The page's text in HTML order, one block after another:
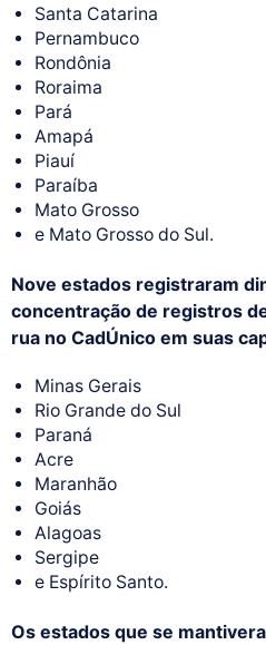
Santa Catarina
Pernambuco
Rondônia
Roraima
Pará
Amapá
Piauí
Paraíba
Mato Grosso
e Mato Grosso do Sul.
Nove estados registraram
concentração de registros
rua no CadÚnico em suas
Minas Gerais
Rio Grande do Sul
Paraná
Acre
Maranhão
Goiás
Alagoas
Sergipe
e Espírito Santo.
Os estados que se